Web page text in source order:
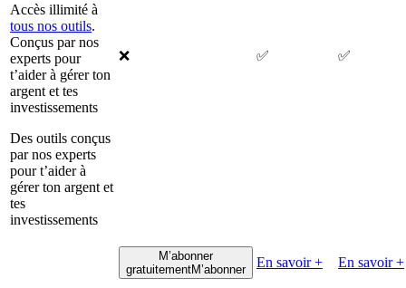
Accès illimité à
tous nos outils.
Conçus par nos
experts pour
t’aider à gérer ton
argent et tes
investissements
Des outils conçus
par nos experts
pour t’aider à
gérer ton argent et
tes
investissements
❌ ✅ ✅
M’abonner
gratuitementM’abonner En savoir + En savoir +